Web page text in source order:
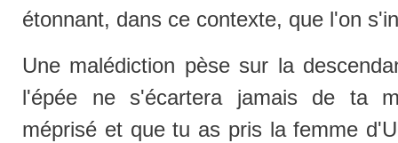
étonnant, dans ce contexte, que l'on
Une malédiction pèse sur la
l'épée ne s'écartera jamais de ta
méprisé et que tu as pris la femme